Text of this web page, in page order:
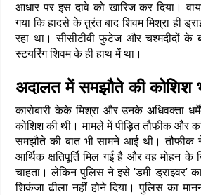
आधार पर इस दावे को खारिज कर दिया।
गया कि हादसे के तुरंत बाद शिवम मिश्रा ही
रहा था। सीसीटीवी फुटेज और चश्मदीदों के
स्टयरिंग शिवम के ही हाथ में था।
अदालत में समझौते की कोशिश
कारोबारी केके मिश्रा और उनके अधिवक्ता
कोशिश की थी। मामले में पीड़ित तौफीक और
समझौते की बात भी सामने आई थी। तौफीक
आर्थिक क्षतिपूर्ति मिल गई है और वह मोहन के
चाहता। लेकिन पुलिस ने इसे ‘डमी ड्राइवर’
शिकंजा ढीला नहीं होने दिया। पुलिस का